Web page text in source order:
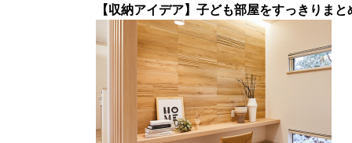
【収納アイデア】子ども部屋をすっきりま